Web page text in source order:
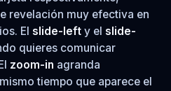
revelación muy efectiva en
El slide-lefty el slide-
quieres comunicar
zoom-in agranda
tiempo que aparece el